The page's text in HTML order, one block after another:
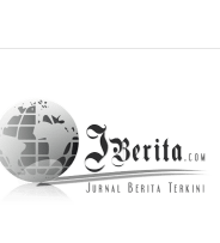
ini Tanggalnya